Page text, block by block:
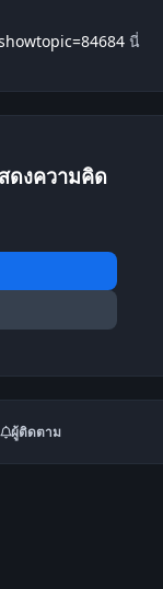
นี่
ดงความคิด
ผู้ติดตาม